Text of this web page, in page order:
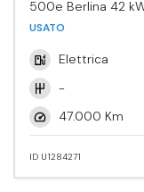
500e Berlina 42
USATO
Elettrica
-
47.000 Km
ID U1284271